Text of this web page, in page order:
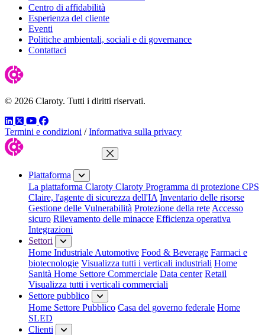
Centro di affidabilità
Esperienza del cliente
Eventi
Politiche ambientali, sociali e di governance
Contattaci
© 2026 Claroty. Tutti i diritti riservati.
LinkedIn
TwitterYouTube
Facebook
Termini e condizioni / Informativa sulla privacy
Chiudi menu
Piattaforma
La piattaforma Claroty Claroty Programma di protezione CPS
Claire, l'agente di sicurezza dell'IA Inventario delle risorse
Gestione delle Vulnerabilità Protezione della rete Accesso
sicuro Rilevamento delle minacce Efficienza operativa
Integrazioni
Settori
Home Industriale Automotive Food & Beverage Farmaci e
biotecnologie Visualizza tutti i verticali industriali Home
Sanità Home Settore Commerciale Data center Retail
Visualizza tutti i verticali commerciali
Settore pubblico
Home Settore Pubblico Casa del governo federale Home
SLED
Clienti